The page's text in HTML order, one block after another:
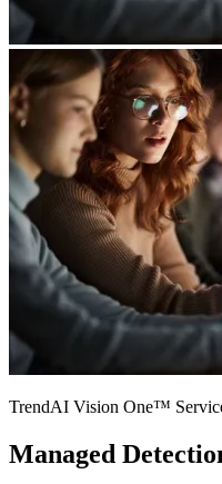
TrendAI Vision One™
Managed